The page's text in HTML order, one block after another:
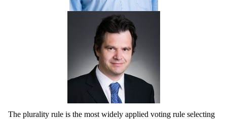
The plurality rule is the most widely applied voting rule selecting